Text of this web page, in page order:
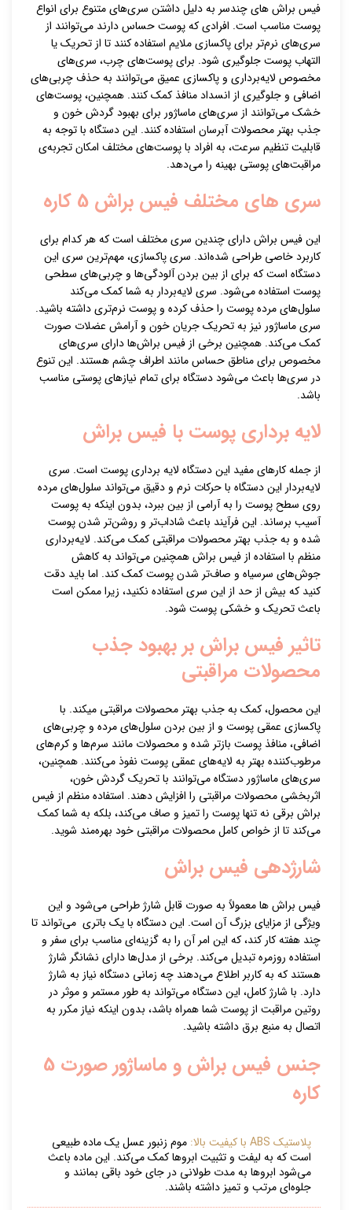
فیس براش های چندسر به دلیل داشتن سری‌های متنوع برای انواع
پوست مناسب است. افرادی که پوست حساس دارند می‌توانند از
سری‌های نرم‌تر برای پاکسازی ملایم استفاده کنند تا از تحریک یا
التهاب پوست جلوگیری شود. برای پوست‌های چرب، سری‌های
مخصوص لایه‌برداری و پاکسازی عمیق می‌توانند به حذف چربی‌های
اضافی و جلوگیری از انسداد منافذ کمک کنند. همچنین، پوست‌های
خشک می‌توانند از سری‌های ماساژور برای بهبود گردش خون و
جذب بهتر محصولات آبرسان استفاده کنند. این دستگاه با توجه به
قابلیت تنظیم سرعت، به افراد با پوست‌های مختلف امکان تجربه‌ی
مراقبت‌های پوستی بهینه را می‌دهد.
سری های مختلف فیس براش 5 کاره
این فیس براش دارای چندین سری مختلف است که هر کدام برای
کاربرد خاصی طراحی شده‌اند. سری پاکسازی، مهم‌ترین سری این
دستگاه است که برای از بین بردن آلودگی‌ها و چربی‌های سطحی
پوست استفاده می‌شود. سری لایه‌بردار به شما کمک می‌کند
سلول‌های مرده پوست را حذف کرده و پوست نرم‌تری داشته باشید.
سری ماساژور نیز به تحریک جریان خون و آرامش عضلات صورت
کمک می‌کند. همچنین برخی از فیس براش‌ها دارای سری‌های
مخصوص برای مناطق حساس مانند اطراف چشم هستند. این تنوع
در سری‌ها باعث می‌شود دستگاه برای تمام نیازهای پوستی مناسب
باشد.
لایه برداری پوست با فیس براش
از جمله کارهای مفید این دستگاه لایه برداری پوست است. سری
لایه‌بردار این دستگاه با حرکات نرم و دقیق می‌تواند سلول‌های مرده
روی سطح پوست را به آرامی از بین ببرد، بدون اینکه به پوست
آسیب برساند. این فرآیند باعث شاداب‌تر و روشن‌تر شدن پوست
شده و به جذب بهتر محصولات مراقبتی کمک می‌کند. لایه‌برداری
منظم با استفاده از فیس براش همچنین می‌تواند به کاهش
جوش‌های سرسیاه و صاف‌تر شدن پوست کمک کند. اما باید دقت
کنید که بیش از حد از این سری استفاده نکنید، زیرا ممکن است
باعث تحریک و خشکی پوست شود.
تاثیر فیس براش بر بهبود جذب
محصولات مراقبتی
این محصول، کمک به جذب بهتر محصولات مراقبتی میکند. با
پاکسازی عمقی پوست و از بین بردن سلول‌های مرده و چربی‌های
اضافی، منافذ پوست بازتر شده و محصولات مانند سرم‌ها و کرم‌های
مرطوب‌کننده بهتر به لایه‌های عمقی پوست نفوذ می‌کنند. همچنین،
سری‌های ماساژور دستگاه می‌توانند با تحریک گردش خون،
اثربخشی محصولات مراقبتی را افزایش دهند. استفاده منظم از فیس
براش برقی نه تنها پوست را تمیز و صاف می‌کند، بلکه به شما کمک
می‌کند تا از خواص کامل محصولات مراقبتی خود بهره‌مند شوید.
شارژدهی فیس براش
فیس براش ها معمولاً به صورت قابل شارژ طراحی می‌شود و این
ویژگی از مزایای بزرگ آن است. این دستگاه با یک باتری می‌تواند تا
چند هفته کار کند، که این امر آن را به گزینه‌ای مناسب برای سفر و
استفاده روزمره تبدیل می‌کند. برخی از مدل‌ها دارای نشانگر شارژ
هستند که به کاربر اطلاع می‌دهند چه زمانی دستگاه نیاز به شارژ
دارد. با شارژ کامل، این دستگاه می‌تواند به طور مستمر و موثر در
روتین مراقبت از پوست شما همراه باشد، بدون اینکه نیاز مکرر به
اتصال به منبع برق داشته باشید.
جنس فیس براش و ماساژور صورت 5
کاره
پلاستیک ABS با کیفیت بالا:
موم زنبور عسل یک ماده طبیعی
است که به لیفت و تثبیت ابروها کمک می‌کند. این ماده باعث
می‌شود ابروها به مدت طولانی در جای خود باقی بمانند و
جلوه‌ای مرتب و تمیز داشته باشند.